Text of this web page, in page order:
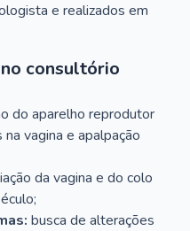
e realizados em
consultório
do aparelho reprodutor
vagina e apalpação
da vagina e do colo
busca de alterações